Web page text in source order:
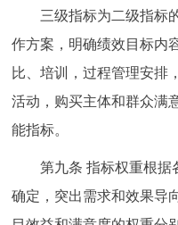
三级指标为二级指标的
作方案，明确绩效目标内
比、培训，过程管理安排
活动，购买主体和群众满
能指标。
第九条 指标权重根据
确定，突出需求和效果导